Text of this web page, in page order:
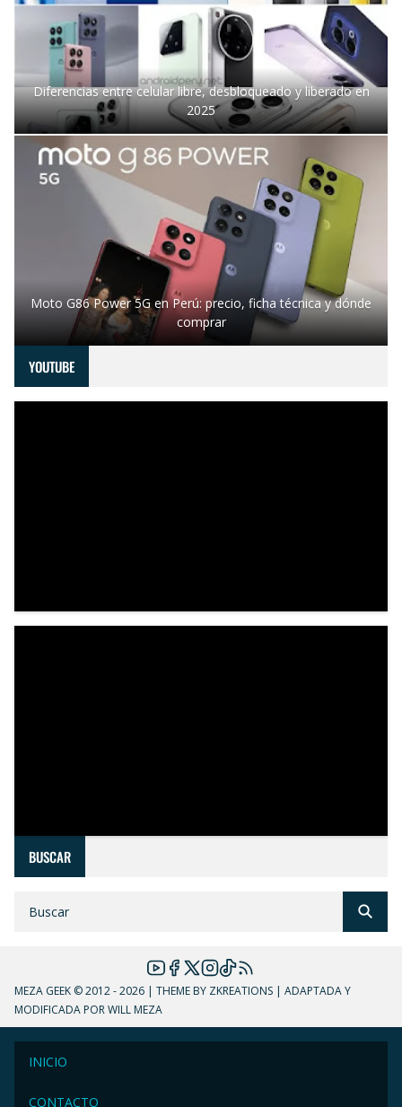
Diferencias entre celular libre, desbloqueado y liberado en
2025
Moto G86 Power 5G en Perú: precio, ficha técnica y dónde
comprar
YOUTUBE
BUSCAR
MEZA GEEK © 2012 - 2026 | THEME BY ZKREATIONS | ADAPTADA Y
MODIFICADA POR WILL MEZA
INICIO
CONTACTO